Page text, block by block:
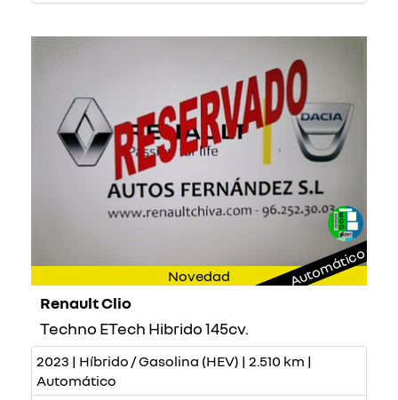
Novedad Automático
Renault Clio
Techno ETech Hibrido 145cv.
2023 | Híbrido / Gasolina (HEV) | 2.510 km |
Automático